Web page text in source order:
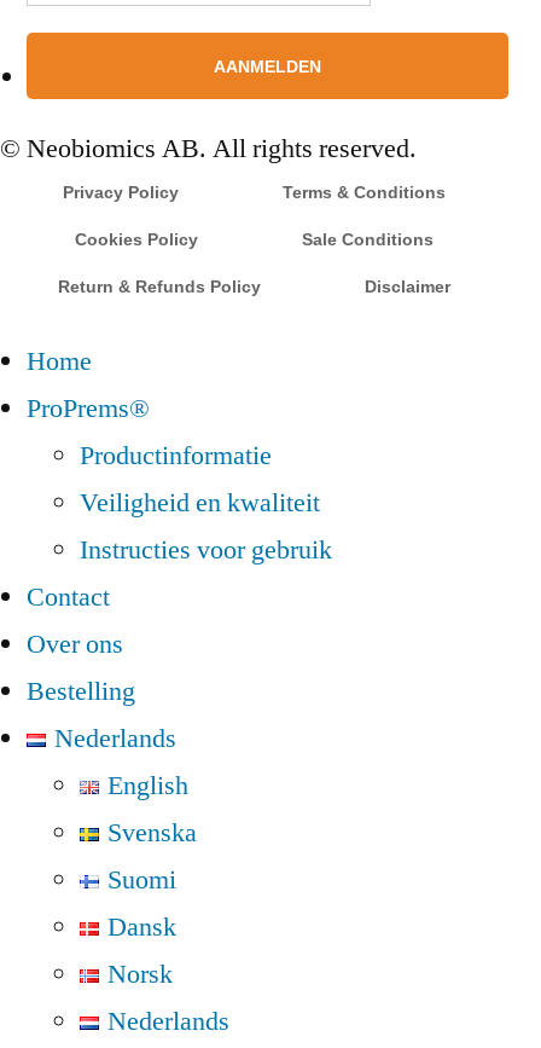
© Neobiomics AB. All rights reserved.
Privacy Policy Terms & Conditions
Cookies Policy Sale Conditions
Return & Refunds Policy Disclaimer
Home
ProPrems®
Productinformatie
Veiligheid en kwaliteit
Instructies voor gebruik
Contact
Over ons
Bestelling
Nederlands
English
Svenska
Suomi
Dansk
Norsk
Nederlands